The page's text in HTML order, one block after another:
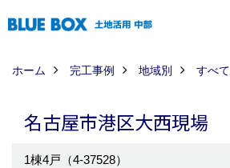
ホーム 完工事例 地域別 すべて
名古屋市港区大西現場
1棟4戸（4-37528）